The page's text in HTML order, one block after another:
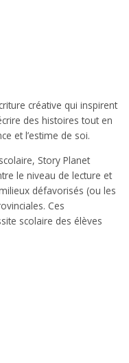
créative qui inspirent
des histoires tout en
et l’estime de soi.
Story Planet
le niveau de lecture et
défavorisés (ou les
Ces
scolaire des élèves